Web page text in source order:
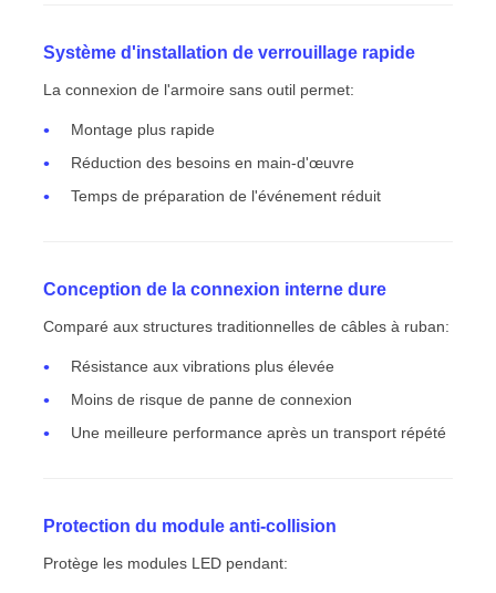
Système d'installation de verrouillage rapide
La connexion de l'armoire sans outil permet:
Montage plus rapide
Réduction des besoins en main-d'œuvre
Temps de préparation de l'événement réduit
Conception de la connexion interne dure
Comparé aux structures traditionnelles de câbles à ruban:
Résistance aux vibrations plus élevée
Moins de risque de panne de connexion
Une meilleure performance après un transport répété
Protection du module anti-collision
Protège les modules LED pendant: